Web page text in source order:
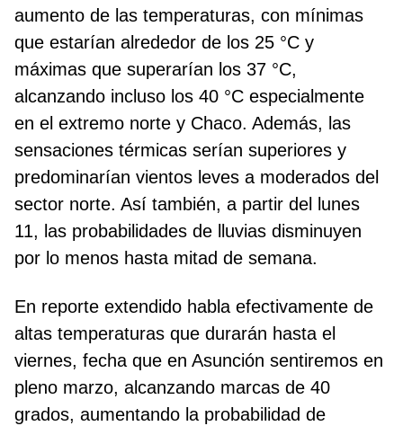
aumento de las temperaturas, con mínimas
que estarían alrededor de los 25 °C y
máximas que superarían los 37 °C,
alcanzando incluso los 40 °C especialmente
en el extremo norte y Chaco. Además, las
sensaciones térmicas serían superiores y
predominarían vientos leves a moderados del
sector norte. Así también, a partir del lunes
11, las probabilidades de lluvias disminuyen
por lo menos hasta mitad de semana.
En reporte extendido habla efectivamente de
altas temperaturas que durarán hasta el
viernes, fecha que en Asunción sentiremos en
pleno marzo, alcanzando marcas de 40
grados, aumentando la probabilidad de